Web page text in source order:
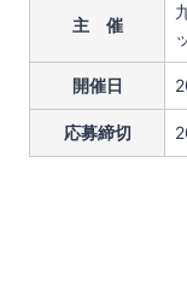
主 催
開催日
応募締切